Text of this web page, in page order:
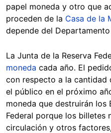
papel moneda y otro que
proceden de la Casa de la
depende del
La Junta de la Reserva
moneda cada año. El
con respecto a la cantidad
el público en el próximo
moneda que destruirán los
Federal porque los billetes
circulación y otros